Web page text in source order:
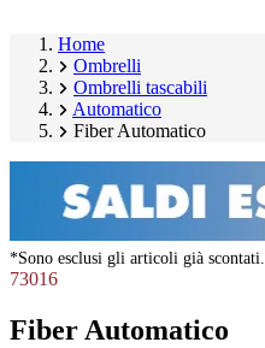
Home
Ombrelli
Ombrelli tascabili
Automatico
Fiber Automatico
*Sono esclusi gli articoli già scontati.
73016
Fiber Automatico